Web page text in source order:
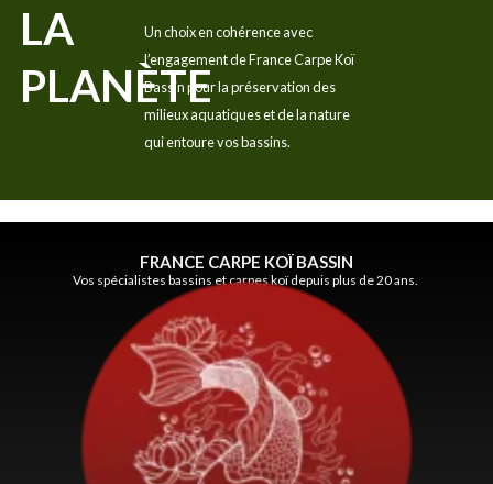
LA
PLANÈTE
Un choix en cohérence avec
l’engagement de France Carpe Koï
Bassin pour la préservation des
milieux aquatiques et de la nature
qui entoure vos bassins.
FRANCE CARPE KOÏ BASSIN
Vos spécialistes bassins et carpes koï depuis plus de 20 ans.